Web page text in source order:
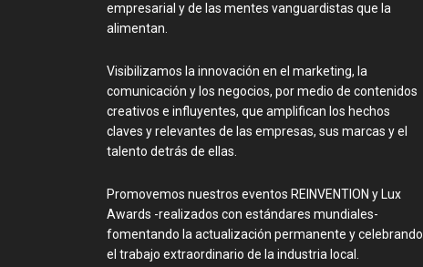
empresarial y de las mentes vanguardistas que la
alimentan.
Visibilizamos la innovación en el marketing, la
comunicación y los negocios, por medio de contenidos
creativos e influyentes, que amplifican los hechos
claves y relevantes de las empresas, sus marcas y el
talento detrás de ellas.
Promovemos nuestros eventos REINVENTION y Lux
Awards -realizados con estándares mundiales-
fomentando la actualización permanente y celebrando
el trabajo extraordinario de la industria local.